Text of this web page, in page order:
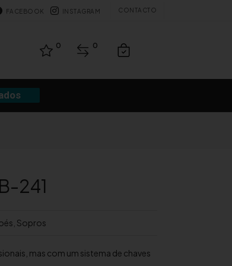
FACEBOOK INSTAGRAM CONTACTO
0 0
241
Sopros
mas com um sistema de chaves